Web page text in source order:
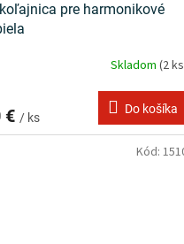
pre harmonikové
Skladom (2
€ / ks
Do košíka
Kód: